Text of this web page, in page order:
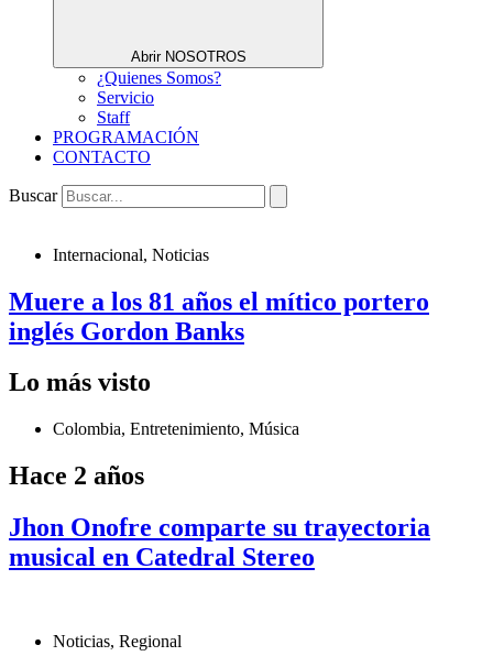
Abrir NOSOTROS
¿Quienes Somos?
Servicio
Staff
PROGRAMACIÓN
CONTACTO
Buscar
Internacional, Noticias
Muere a los 81 años el mítico portero
inglés Gordon Banks
Lo más visto
Colombia, Entretenimiento, Música
Hace 2 años
Jhon Onofre comparte su trayectoria
musical en Catedral Stereo
Noticias, Regional